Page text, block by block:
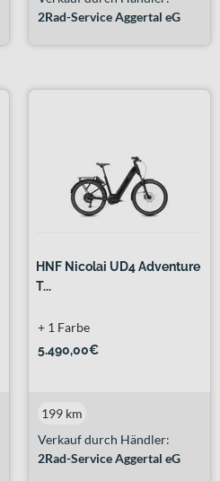
2Rad-Service Aggertal eG
HNF Nicolai UD4 Adventure
T...
5.490,00€
+ 1 Farbe
Verkauf durch Händler:
2Rad-Service Aggertal eG
199 km